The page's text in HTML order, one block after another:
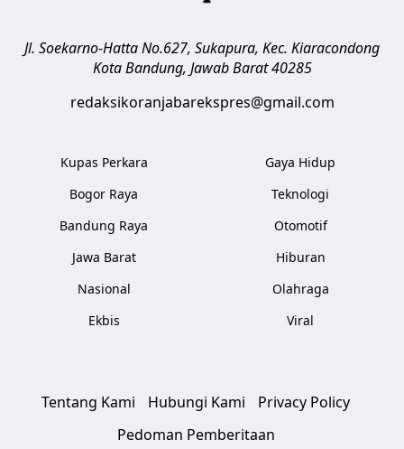
Jl. Soekarno-Hatta No.627, Sukapura, Kec. Kiaracondong
Kota Bandung, Jawab Barat 40285
redaksikoranjabarekspres@gmail.com
Kupas Perkara
Bogor Raya
Bandung Raya
Jawa Barat
Nasional
Ekbis
Gaya Hidup
Teknologi
Otomotif
Hiburan
Olahraga
Viral
Tentang Kami Hubungi Kami
Privacy Policy
Pedoman Pemberitaan